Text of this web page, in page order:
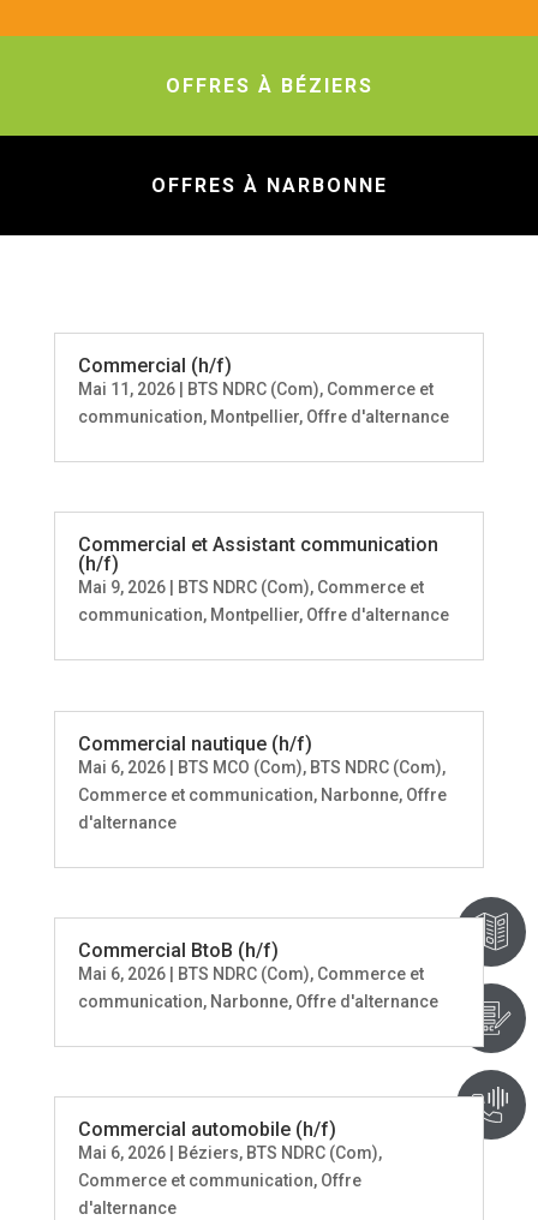
OFFRES À BÉZIERS
OFFRES À NARBONNE
Commercial (h/f)
Mai 11, 2026| BTS NDRC (Com), Commerce et
communication, Montpellier, Offre d'alternance
Commercial et Assistant communication
(h/f)
Mai 9, 2026| BTS NDRC (Com), Commerce et
communication, Montpellier, Offre d'alternance
Commercial nautique (h/f)
Mai 6, 2026| BTS MCO (Com), BTS NDRC (Com),
Commerce et communication, Narbonne, Offre
d'alternance
Commercial BtoB (h/f)
Mai 6, 2026| BTS NDRC (Com), Commerce et
communication, Narbonne, Offre d'alternance
Commercial automobile (h/f)
Mai 6, 2026| Béziers, BTS NDRC (Com),
Commerce et communication, Offre
d'alternance